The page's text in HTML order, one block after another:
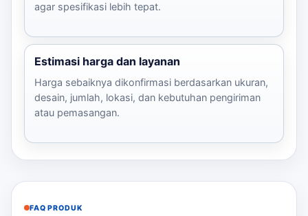
agar spesifikasi lebih tepat.
Estimasi harga dan layanan
Harga sebaiknya dikonfirmasi berdasarkan ukuran,
desain, jumlah, lokasi, dan kebutuhan pengiriman
atau pemasangan.
FAQ PRODUK